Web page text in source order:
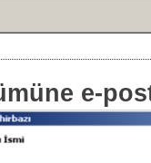
e-